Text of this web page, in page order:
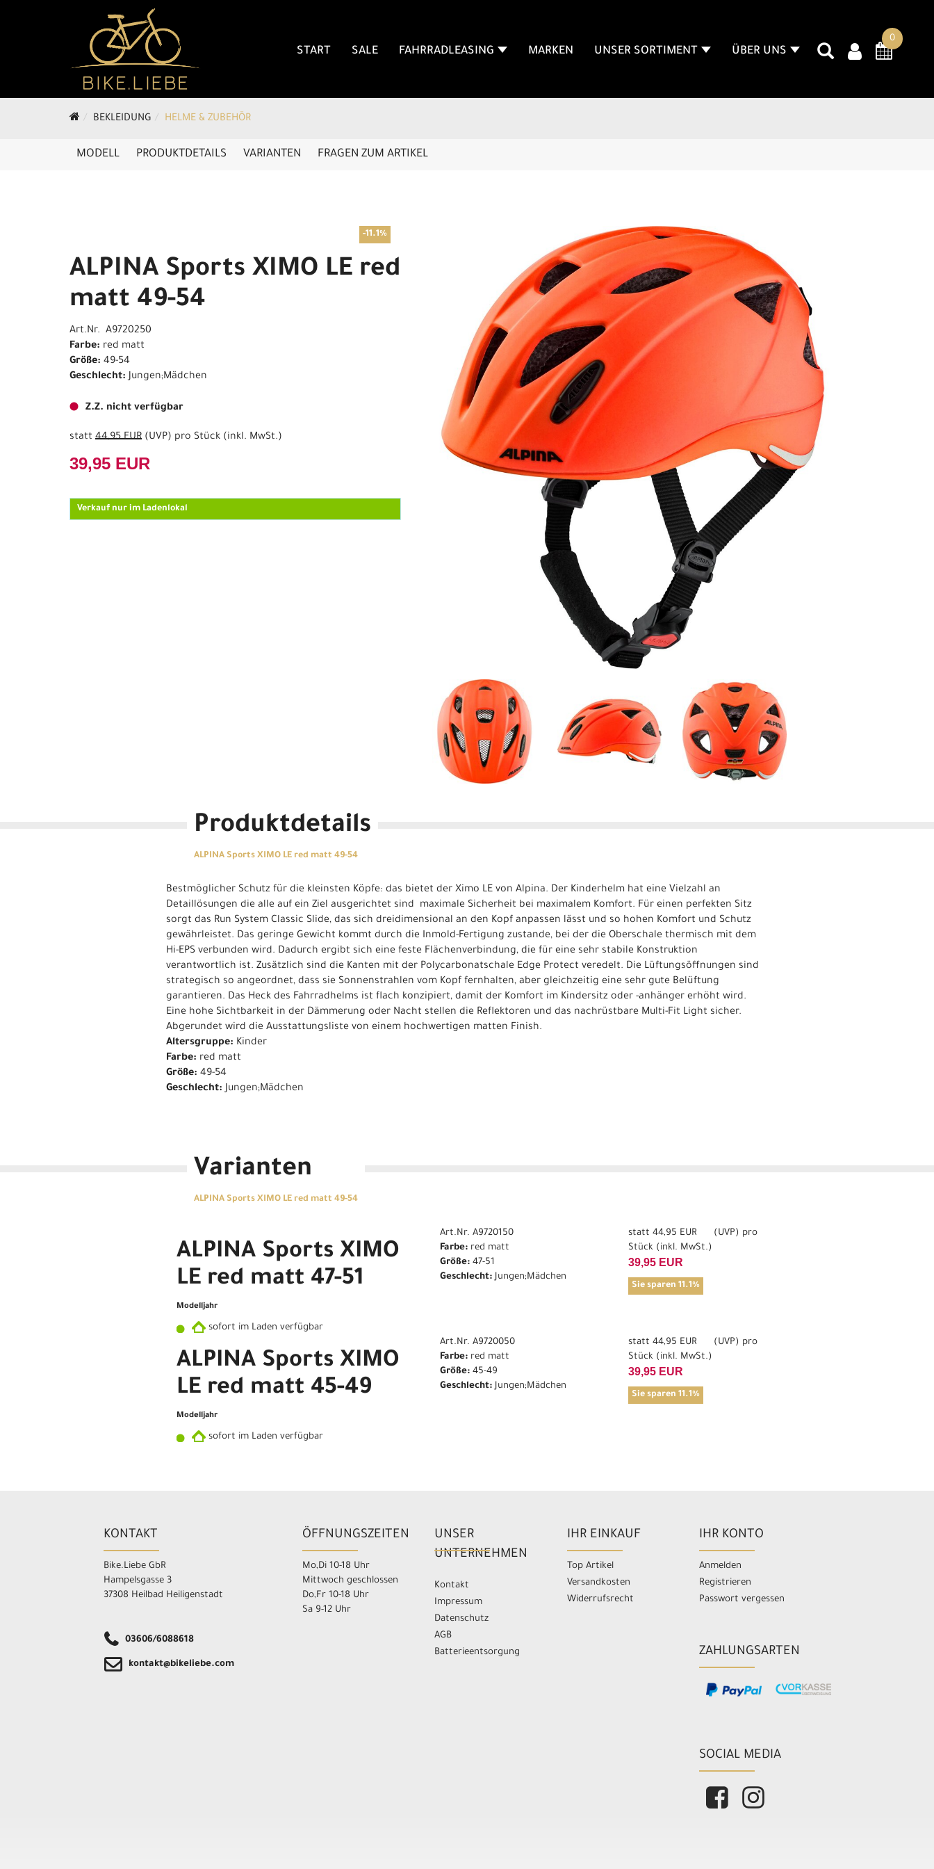
0
START SALE FAHRRADLEASING MARKEN UNSER SORTIMENT ÜBER UNS
BEKLEIDUNG HELME & ZUBEHÖR
MODELL PRODUKTDETAILS VARIANTEN FRAGEN ZUM ARTIKEL
-11.1%
ALPINA Sports XIMO LE red
matt 49-54
Art.Nr. A9720250
Farbe: red matt
Größe: 49-54
Geschlecht: Jungen;Mädchen
Z.Z. nicht verfügbar
statt 44,95 EUR (UVP) pro Stück (inkl. MwSt.)
39,95 EUR
Verkauf nur im Ladenlokal
Produktdetails
ALPINA Sports XIMO LE red matt 49-54
Bestmöglicher Schutz für die kleinsten Köpfe: das bietet der Ximo LE von Alpina. Der Kinderhelm hat eine Vielzahl an
Detaillösungen die alle auf ein Ziel ausgerichtet sind  maximale Sicherheit bei maximalem Komfort. Für einen perfekten Sitz
sorgt das Run System Classic Slide, das sich dreidimensional an den Kopf anpassen lässt und so hohen Komfort und Schutz
gewährleistet. Das geringe Gewicht kommt durch die Inmold-Fertigung zustande, bei der die Oberschale thermisch mit dem
Hi-EPS verbunden wird. Dadurch ergibt sich eine feste Flächenverbindung, die für eine sehr stabile Konstruktion
verantwortlich ist. Zusätzlich sind die Kanten mit der Polycarbonatschale Edge Protect veredelt. Die Lüftungsöffnungen sind
strategisch so angeordnet, dass sie Sonnenstrahlen vom Kopf fernhalten, aber gleichzeitig eine sehr gute Belüftung
garantieren. Das Heck des Fahrradhelms ist flach konzipiert, damit der Komfort im Kindersitz oder -anhänger erhöht wird.
Eine hohe Sichtbarkeit in der Dämmerung oder Nacht stellen die Reflektoren und das nachrüstbare Multi-Fit Light sicher.
Abgerundet wird die Ausstattungsliste von einem hochwertigen matten Finish.
Altersgruppe: Kinder
Farbe: red matt
Größe: 49-54
Geschlecht: Jungen;Mädchen
Varianten
ALPINA Sports XIMO LE red matt 49-54
ALPINA Sports XIMO
LE red matt 47-51
Modelljahr
sofort im Laden verfügbar
Art.Nr. A9720150
Farbe:red matt
Größe:47-51
Geschlecht:Jungen;Mädchen
statt 44,95 EUR ( UVP ) pro
Stück (inkl. MwSt.)
39,95 EUR
Sie sparen 11.1%
ALPINA Sports XIMO
LE red matt 45-49
Modelljahr
sofort im Laden verfügbar
Art.Nr. A9720050
Farbe:red matt
Größe:45-49
Geschlecht:Jungen;Mädchen
statt 44,95 EUR ( UVP ) pro
Stück (inkl. MwSt.)
39,95 EUR
Sie sparen 11.1%
KONTAKT
Bike.Liebe GbR
Hampelsgasse 3
37308 Heilbad Heiligenstadt
03606/6088618
kontakt@bikeliebe.com
ÖFFNUNGSZEITEN
Mo,Di 10-18 Uhr
Mittwoch geschlossen
Do,Fr 10-18 Uhr
Sa 9-12 Uhr
UNSER
UNTERNEHMEN
Kontakt
Impressum
Datenschutz
AGB
Batterieentsorgung
IHR EINKAUF
Top Artikel
Versandkosten
Widerrufsrecht
IHR KONTO
Anmelden
Registrieren
Passwort vergessen
ZAHLUNGSARTEN
SOCIAL MEDIA